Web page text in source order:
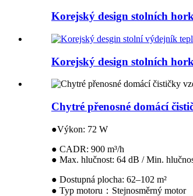
Korejský design stolních
Korejský design stolních
Chytré přenosné domácí
●Výkon: 72 W
● CADR: 900 m³/h
● Max. hlučnost: 64 dB / Min.
● Dostupná plocha: 62–102 m²
● Typ motoru：Stejnosměrný motor